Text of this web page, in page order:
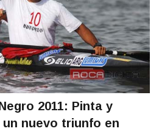
2011: Pinta y
nuevo triunfo en